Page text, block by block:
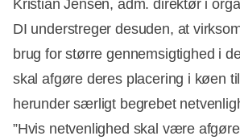
Kristian Jensen, adm. direktør i
DI understreger desuden, at
brug for større gennemsigtighed i
skal afgøre deres placering i køen
herunder særligt begrebet
”Hvis netvenlighed skal være